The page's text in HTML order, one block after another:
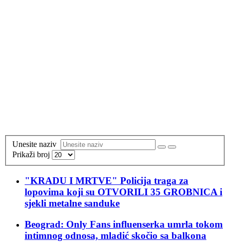
Unesite naziv
Prikaži broj
"KRADU I MRTVE" Policija traga za
lopovima koji su OTVORILI 35 GROBNICA i
sjekli metalne sanduke
Beograd: Only Fans influenserka umrla tokom
intimnog odnosa, mladić skočio sa balkona